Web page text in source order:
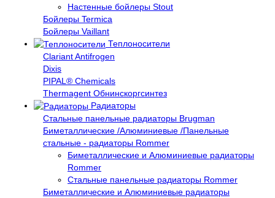
Настенные бойлеры Stout
Бойлеры Termica
Бойлеры Vaillant
Теплоносители
Clariant Antifrogen
Dixis
PIPAL® Chemicals
Thermagent Обнинскоргсинтез
Радиаторы
Стальные панельные радиаторы Brugman
Биметаллические /Алюминиевые /Панельные
стальные - радиаторы Rommer
Биметаллические и Алюминиевые радиаторы
Rommer
Стальные панельные радиаторы Rommer
Биметаллические и Алюминиевые радиаторы